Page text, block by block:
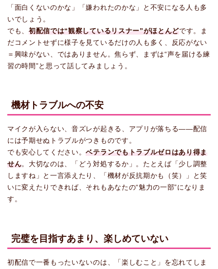
「面白くないのかな」「嫌われたのかな」と不安になる人も多
いでしょう。
でも、初配信では“観察しているリスナー”がほとんどです。ま
だコメントせずに様子を見ているだけの人も多く、反応がない
＝興味がない、ではありません。焦らず、まずは“声を届ける練
習の時間”と思って話してみましょう。
機材トラブルへの不安
マイクが入らない、音ズレが起きる、アプリが落ちる――配信
には予期せぬトラブルがつきものです。
でも安心してください。ベテランでもトラブルゼロはあり得ま
せん。大切なのは、「どう対処するか」。たとえば「少し調整
しますね」と一言添えたり、「機材が反抗期かも（笑）」と笑
いに変えたりできれば、それもあなたの“魅力の一部”になりま
す。
完璧を目指すあまり、楽しめていない
初配信で一番もったいないのは、「楽しむこと」を忘れてしま